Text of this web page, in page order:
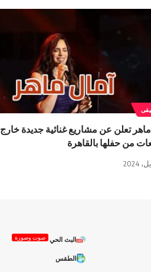
تعلن عن مشاريع غنائية جديدة خارج
من حفلها بالقاهرة
البث الحي صوت وصورة
الطقس